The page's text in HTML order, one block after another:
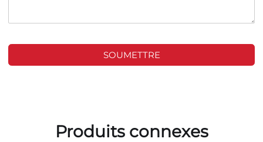
SOUMETTRE
Produits connexes